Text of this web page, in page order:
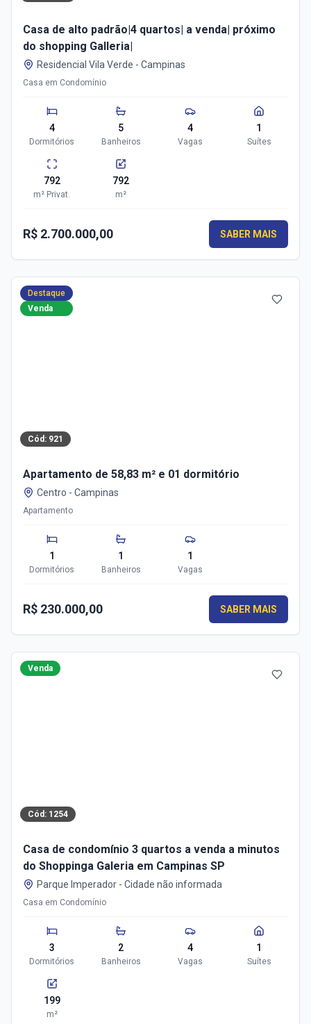
Casa de alto padrão|4 quartos| a venda| próximo
do shopping Galleria|
Residencial Vila Verde - Campinas
Casa em Condomínio
4
Dormitórios
5
Banheiros
4
Vagas
1
Suítes
792
m² Privat.
792
m²
R$ 2.700.000,00 SABER MAIS
Destaque
Venda
Cód: 921
Apartamento de 58,83 m² e 01 dormitório
Centro - Campinas
Apartamento
1
Dormitórios
1
Banheiros
1
Vagas
R$ 230.000,00 SABER MAIS
Venda
Cód: 1254
Casa de condomínio 3 quartos a venda a minutos
do Shoppinga Galeria em Campinas SP
Parque Imperador - Cidade não informada
Casa em Condomínio
3
Dormitórios
2
Banheiros
4
Vagas
1
Suítes
199
m²